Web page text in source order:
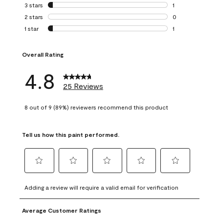
0 reviews with 4
3 stars stars
1
1 review with 3
2 stars stars
0
0 reviews with 2
1 star stars
1
Overall Rating
4.8 25 Reviews
8 out of 9 (89%) reviewers recommend this product
Tell us how this paint performed.
to
rate
the
item
to
rate
the
to
rate
the
item
to
rate
to
rate
Adding a review will require a valid email for verification
Average Customer Ratings